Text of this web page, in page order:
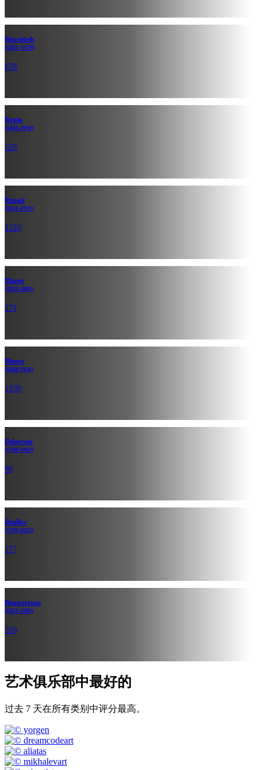
Brueghels
(1425~1678)
678
Repin
(1844-1930)
529
Renoir
(1841-1919)
1210
Manet
(1832-1883)
271
Monet
(1840-1926)
1339
Delacroix
(1798-1863)
96
Brullov
(1799-1852)
177
Bouguereau
(1825-1905)
310
艺术俱乐部中最好的
过去 7 天在所有类别中评分最高。